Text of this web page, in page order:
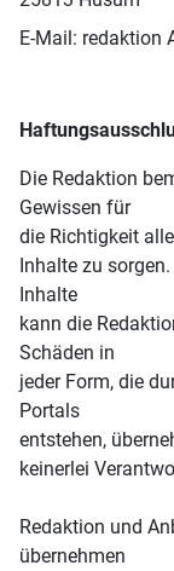
E-Mail: redaktion
Die Redaktion
Gewissen für
die Richtigkeit
Inhalte zu
Inhalte
kann die
Schäden in
jeder Form, die
Portals
entstehen,
keinerlei
Redaktion und
übernehmen